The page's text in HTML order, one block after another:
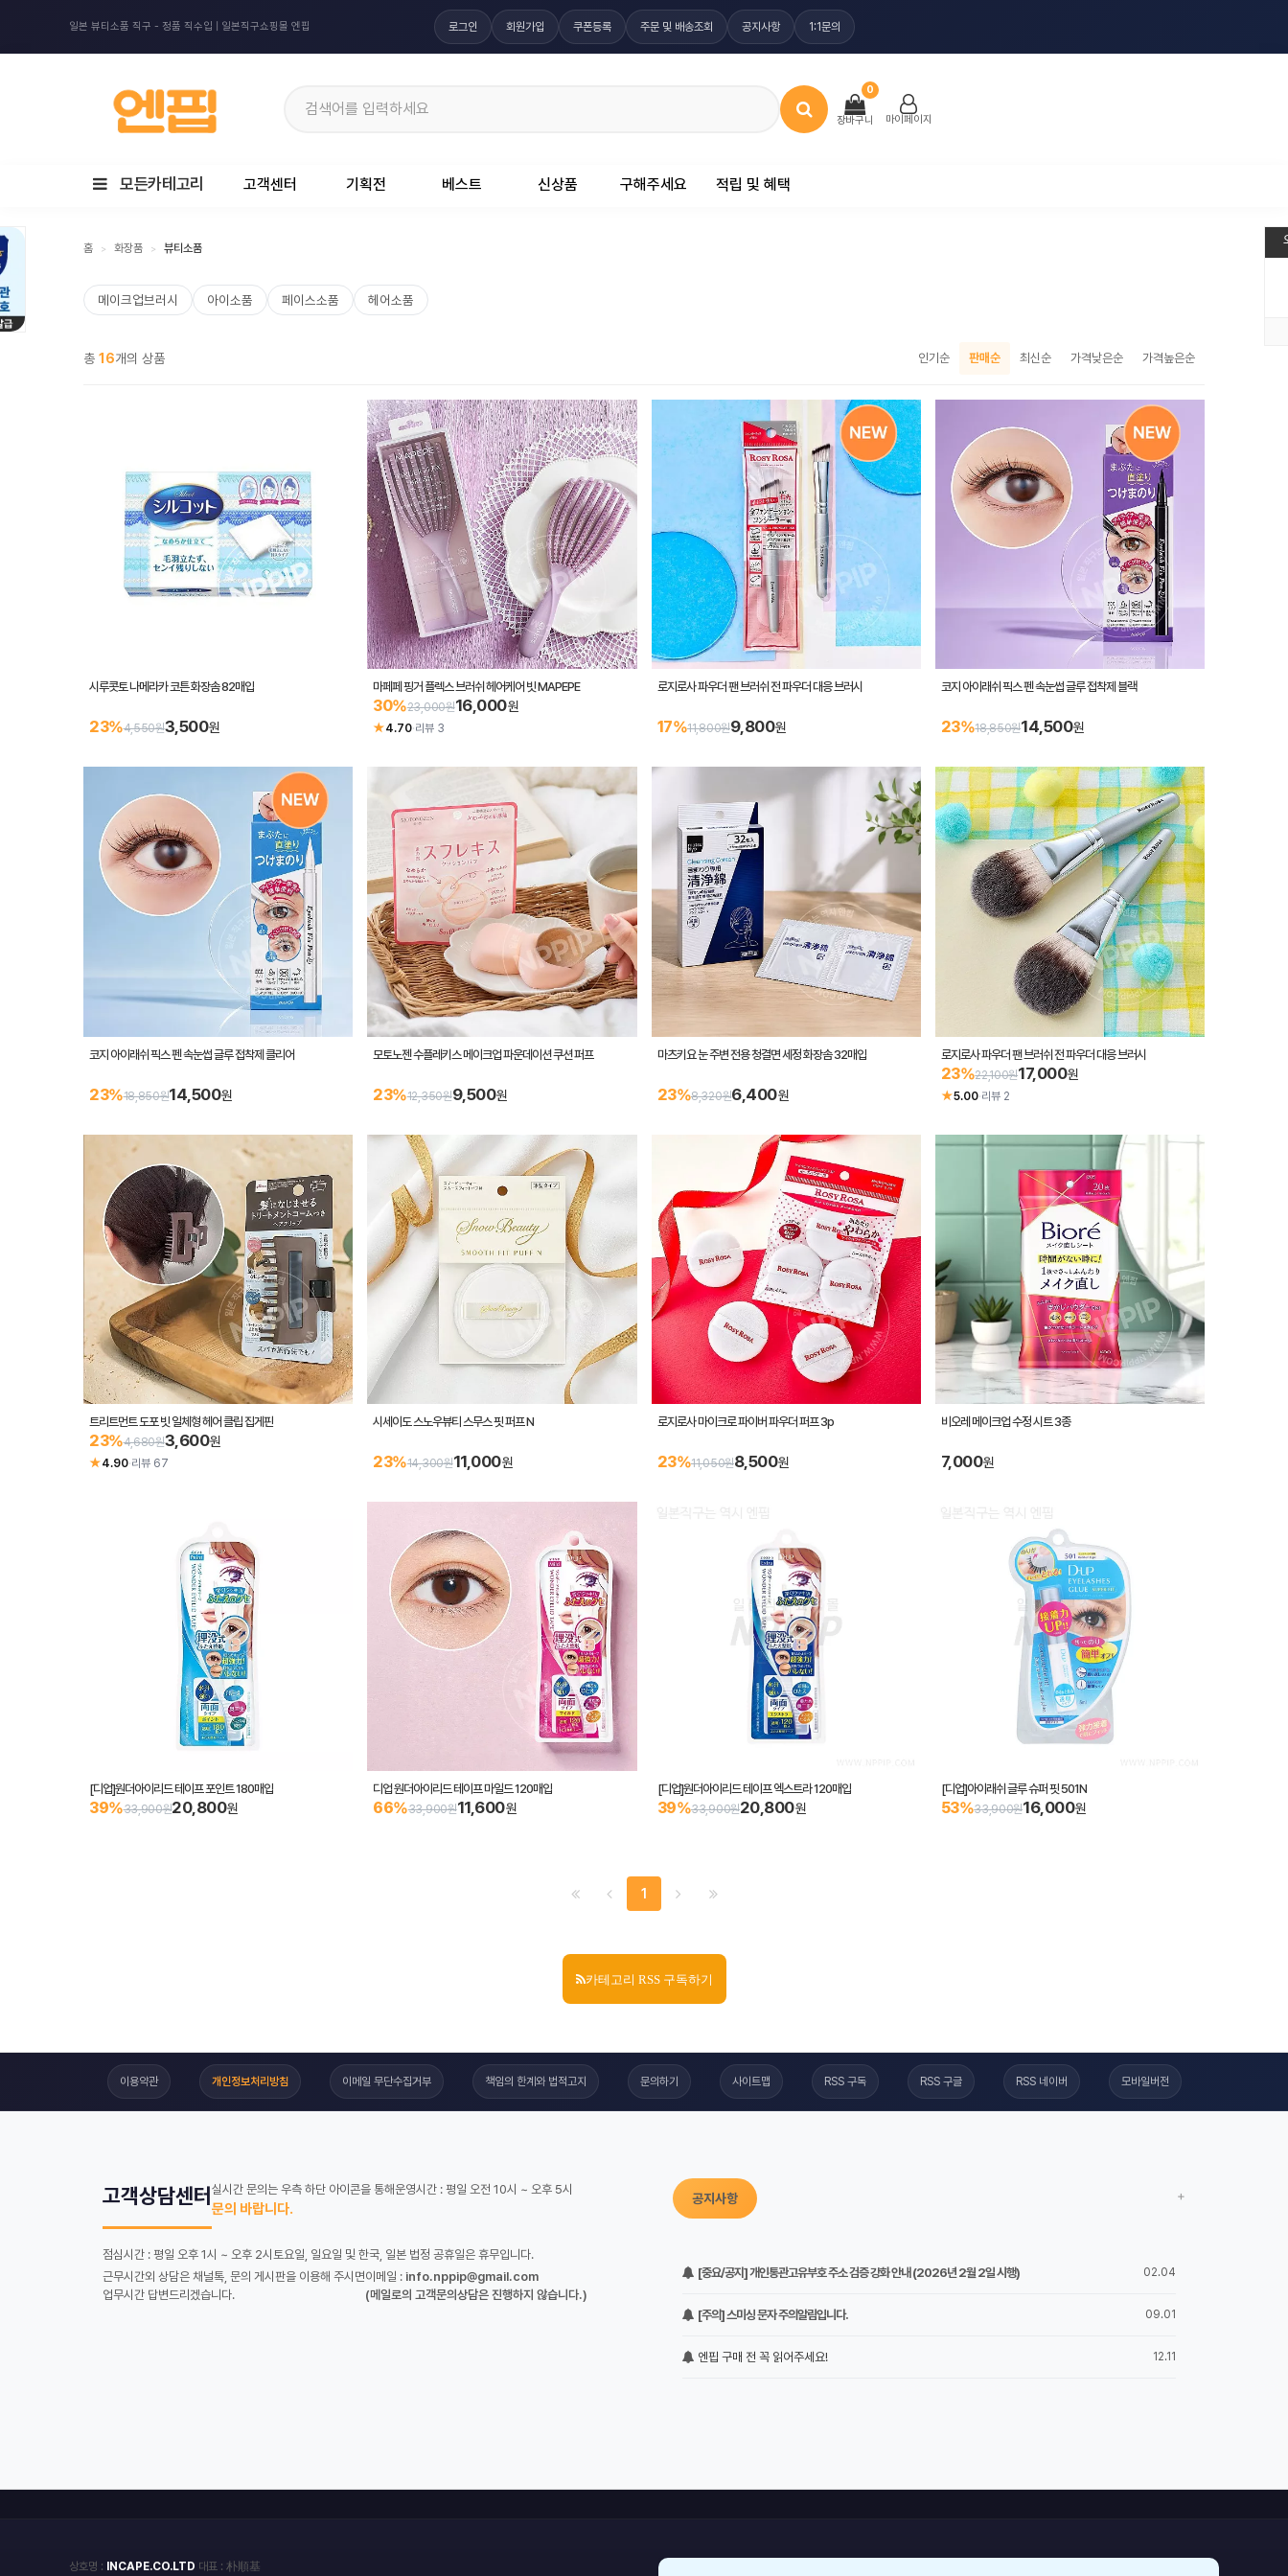
일본 뷰티소품 직구 - 정품 직수입 | 일본직구쇼핑몰 엔핍 로그인 회원가입 쿠폰등록 주문 및 배송조회 공지사항 1:1문의
장바구니
0
마이페이지
모든카테고리 고객센터 기획전 베스트 신상품 구해주세요 적립 및 혜택
홈 > 화장품 > 뷰티소품
메이크업브러시 아이소품 페이스소품 헤어소품
총 16개의 상품 인기순 판매순 최신순 가격낮은순 가격높은순
시루콧토 나메라카 코튼 화장솜 82매입
23%4,550원3,500원
마페페 핑거 플렉스 브러쉬 헤어케어 빗 MAPEPE
30%23,000원16,000원
★4.70·리뷰 3
로지로사 파우더 팬 브러쉬 전 파우더 대응 브러시
17%11,800원9,800원
코지 아이래쉬 픽스 펜 속눈썹 글루 접착제 블랙
23%18,850원14,500원
코지 아이래쉬 픽스 펜 속눈썹 글루 접착제 클리어
23%18,850원14,500원
모토노젠 수플레키스 메이크업 파운데이션 쿠션 퍼프
23%12,350원9,500원
마츠키요 눈 주변 전용 청결면 세정 화장솜 32매입
23%8,320원6,400원
로지로사 파우더 팬 브러쉬 전 파우더 대응 브러시
23%22,100원17,000원
★5.00·리뷰 2
트리트먼트 도포 빗 일체형 헤어 클립 집게핀
23%4,680원3,600원
★4.90·리뷰 67
시세이도 스노우뷰티 스무스 핏 퍼프 N
23%14,300원11,000원
로지로사 마이크로 파이버 파우더 퍼프 3p
23%11,050원8,500원
비오레 메이크업 수정 시트 3종
7,000원
[디업]원더아이리드 테이프 포인트 180매입
39%33,900원20,800원
디업 원더아이리드 테이프 마일드 120매입
66%33,900원11,600원
[디업]원더아이리드 테이프 엑스트라 120매입
39%33,900원20,800원
[디업]아이래쉬 글루 슈퍼 핏 501N
53%33,900원16,000원
1
카테고리 RSS 구독하기
이용약관 개인정보처리방침 이메일 무단수집거부 책임의 한계와 법적고지 문의하기 사이트맵 RSS 구독 RSS 구글 RSS 네이버 모바일버전
고객상담센터실시간 문의는 우측 하단 아이콘을 통해
문의 바랍니다.
운영시간 : 평일 오전 10시 ~ 오후 5시
점심시간 : 평일 오후 1시 ~ 오후 2시 토요일, 일요일 및 한국, 일본 법정 공휴일은 휴무입니다.
근무시간외 상담은 채널톡, 문의 게시판을 이용해 주시면
업무시간 답변드리겠습니다.
이메일 : info.nppip@gmail.com
(메일로의 고객문의상담은 진행하지 않습니다.)
+
공지사항
02.04
[중요/공지] 개인통관고유부호 주소 검증 강화 안내 (2026년 2월 2일 시행)
09.01
[주의] 스미싱 문자 주의알림입니다.
12.11
엔핍 구매 전 꼭 읽어주세요!
상호명 : INCAPE.CO.LTD 대표 : 朴順基